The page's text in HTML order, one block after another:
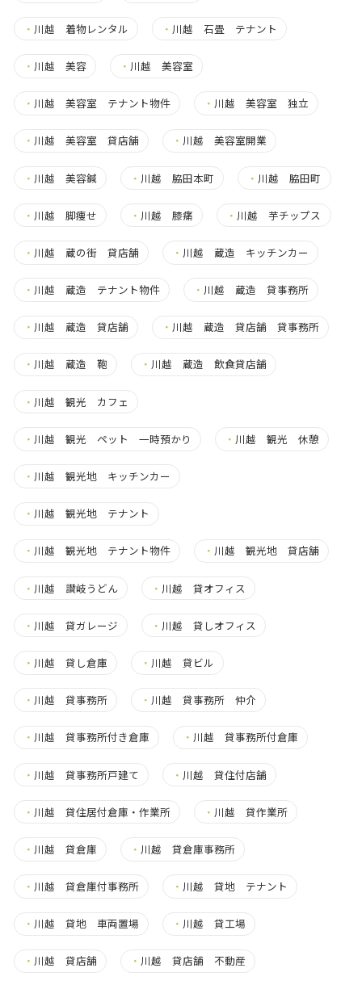
・ 川越 着物レンタル ・ 川越 石畳 テナント
・ 川越 美容 ・ 川越 美容室
・ 川越 美容室 テナント物件 ・ 川越 美容室 独立
・ 川越 美容室 貸店舗 ・ 川越 美容室開業
・ 川越 美容鍼 ・ 川越 脇田本町 ・ 川越 脇田町
・ 川越 脚痩せ ・ 川越 膝痛 ・ 川越 芋チップス
・ 川越 蔵の街 貸店舗 ・ 川越 蔵造 キッチンカー
・ 川越 蔵造 テナント物件 ・ 川越 蔵造 貸事務所
・ 川越 蔵造 貸店舗 ・ 川越 蔵造 貸店舗 貸事務所
・ 川越 蔵造 鞄 ・ 川越 蔵造 飲食貸店舗
・ 川越 観光 カフェ
・ 川越 観光 ペット 一時預かり ・ 川越 観光 休憩
・ 川越 観光地 キッチンカー
・ 川越 観光地 テナント
・ 川越 観光地 テナント物件 ・ 川越 観光地 貸店舗
・ 川越 讃岐うどん ・ 川越 貸オフィス
・ 川越 貸ガレージ ・ 川越 貸しオフィス
・ 川越 貸し倉庫 ・ 川越 貸ビル
・ 川越 貸事務所 ・ 川越 貸事務所 仲介
・ 川越 貸事務所付き倉庫 ・ 川越 貸事務所付倉庫
・ 川越 貸事務所戸建て ・ 川越 貸住付店舗
・ 川越 貸住居付倉庫・作業所 ・ 川越 貸作業所
・ 川越 貸倉庫 ・ 川越 貸倉庫事務所
・ 川越 貸倉庫付事務所 ・ 川越 貸地 テナント
・ 川越 貸地 車両置場 ・ 川越 貸工場
・ 川越 貸店舗 ・ 川越 貸店舗 不動産